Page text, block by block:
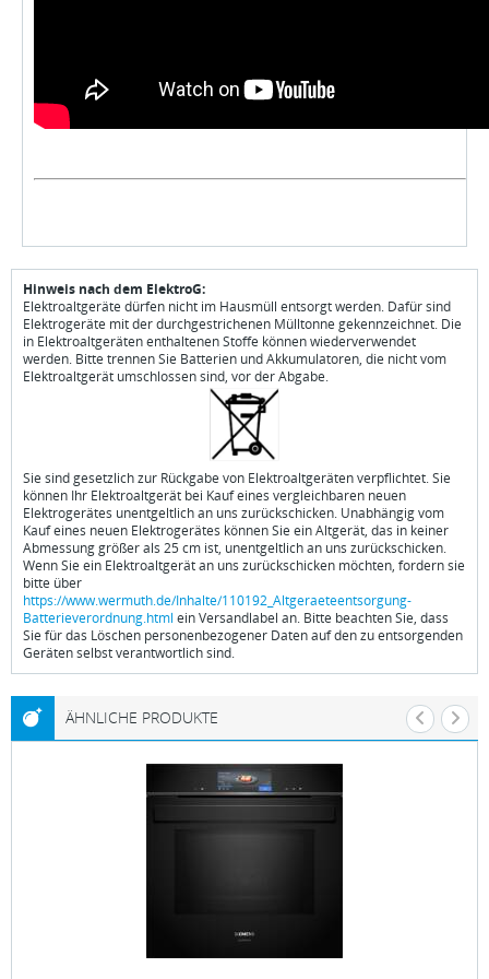
Hinweis nach dem ElektroG:
Elektroaltgeräte dürfen nicht im Hausmüll entsorgt werden. Dafür sind
Elektrogeräte mit der durchgestrichenen Mülltonne gekennzeichnet. Die
in Elektroaltgeräten enthaltenen Stoffe können wiederverwendet
werden. Bitte trennen Sie Batterien und Akkumulatoren, die nicht vom
Elektroaltgerät umschlossen sind, vor der Abgabe.
Sie sind gesetzlich zur Rückgabe von Elektroaltgeräten verpflichtet. Sie
können Ihr Elektroaltgerät bei Kauf eines vergleichbaren neuen
Elektrogerätes unentgeltlich an uns zurückschicken. Unabhängig vom
Kauf eines neuen Elektrogerätes können Sie ein Altgerät, das in keiner
Abmessung größer als 25 cm ist, unentgeltlich an uns zurückschicken.
Wenn Sie ein Elektroaltgerät an uns zurückschicken möchten, fordern sie
bitte über
https://www.wermuth.de/Inhalte/110192_Altgeraeteentsorgung-
Batterieverordnung.html ein Versandlabel an. Bitte beachten Sie, dass
Sie für das Löschen personenbezogener Daten auf den zu entsorgenden
Geräten selbst verantwortlich sind.
ÄHNLICHE PRODUKTE